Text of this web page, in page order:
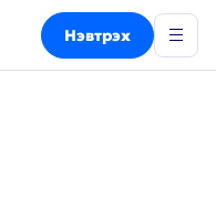
Нэвтрэх